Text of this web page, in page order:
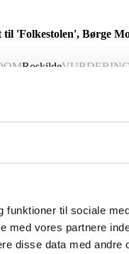
til sociale
med vores partnere
disse data med andre
'Folkestolen', Børge
RoskildeVURDERING
'Folkestolen', Børge